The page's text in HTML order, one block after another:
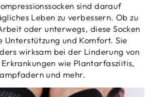
sind darauf
Leben zu verbessern. Ob zu
oder unterwegs, diese Socken
Unterstützung und Komfort. Sie
wirksam bei der Linderung von
wie Plantarfasziitis,
und mehr.